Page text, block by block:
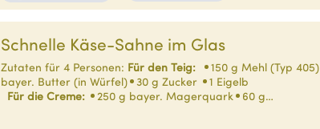
Schnelle Käse-Sahne im Glas
Zutaten für 4 Personen: Für den Teig: 150 g Mehl (Typ 405)
bayer. Butter (in Würfel)
30 g Zucker
1 Eigelb
Für die Creme:
250 g bayer. Magerquark 60 g…